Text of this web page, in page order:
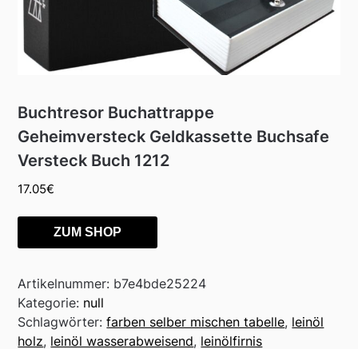
Buchtresor Buchattrappe
Geheimversteck Geldkassette Buchsafe
Versteck Buch 1212
17.05€
ZUM SHOP
Artikelnummer: b7e4bde25224
Kategorie: null
Schlagwörter:farben selber mischen tabelle, leinöl
holz, leinöl wasserabweisend, leinölfirnis